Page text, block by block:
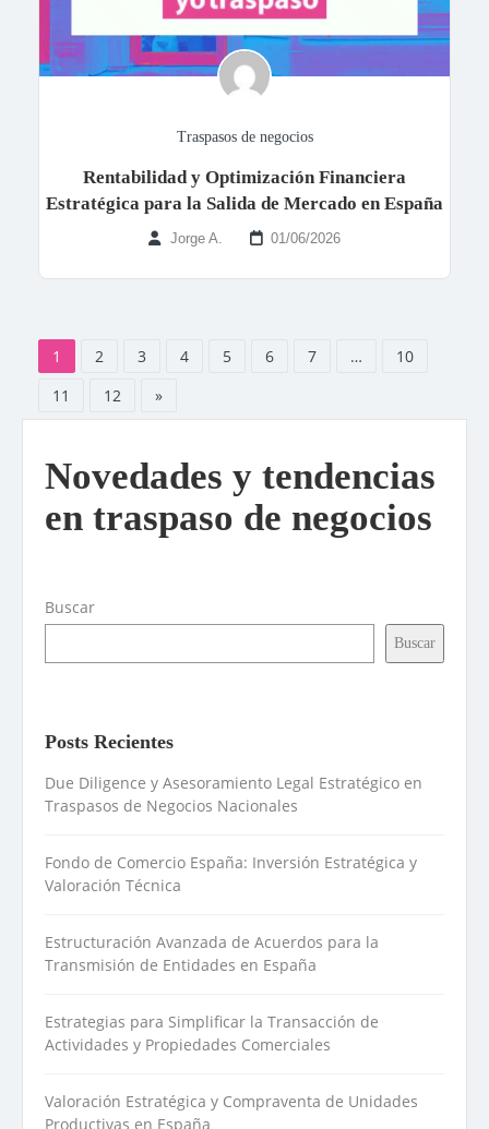
Traspasos de negocios
Rentabilidad y Optimización Financiera
Estratégica para la Salida de Mercado en España
Jorge A. 01/06/2026
1 2 3 4 5 6 7 …
10
11
12 »
Novedades y tendencias
en traspaso de negocios
Buscar
Buscar
Posts Recientes
Due Diligence y Asesoramiento Legal Estratégico en
Traspasos de Negocios Nacionales
Fondo de Comercio España: Inversión Estratégica y
Valoración Técnica
Estructuración Avanzada de Acuerdos para la
Transmisión de Entidades en España
Estrategias para Simplificar la Transacción de
Actividades y Propiedades Comerciales
Valoración Estratégica y Compraventa de Unidades
Productivas en España